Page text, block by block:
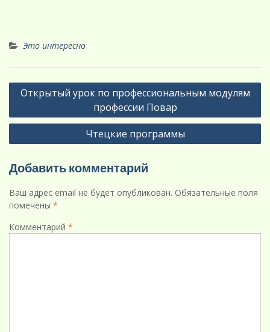
Это интересно
Навигация
записям
Открытый урок по профессиональным модулям
профессии Повар
Чтецкие программы
Добавить комментарий
Ваш адрес email не будет опубликован. Обязательные поля
помечены *
Комментарий *